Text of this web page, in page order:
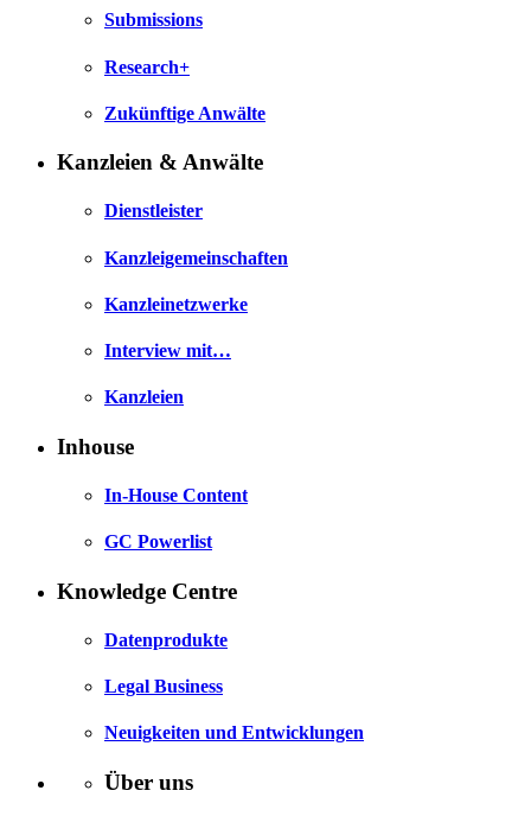
Submissions
Research+
Zukünftige Anwälte
Kanzleien & Anwälte
Dienstleister
Kanzleigemeinschaften
Kanzleinetzwerke
Interview mit…
Kanzleien
Inhouse
In-House Content
GC Powerlist
Knowledge Centre
Datenprodukte
Legal Business
Neuigkeiten und Entwicklungen
Über uns